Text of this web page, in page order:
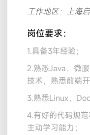
工作地区：上海
岗位要求：
1.具备3年经验；
2.熟悉Java，微
技术，熟悉前端开
3.熟悉Linux，
4.有好的代码规
主动学习能力；